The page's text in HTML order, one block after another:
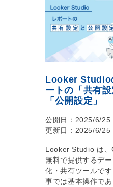
Looker Studio
ートの「共有設
「公開設定」
公開日：2025/6/25
更新日：2025/6/25
Looker Studio は
無料で提供するデ
化・共有ツールで
事では基本操作で